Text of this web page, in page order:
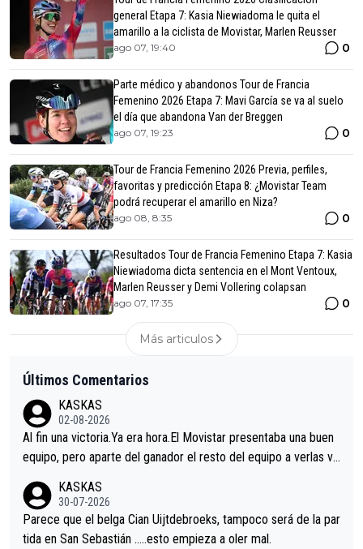
general Etapa 7: Kasia Niewiadoma le quita el
amarillo a la ciclista de Movistar, Marlen Reusser
ago 07, 19:40 0
Parte médico y abandonos Tour de Francia
Femenino 2026 Etapa 7: Mavi García se va al suelo
el día que abandona Van der Breggen
ago 07, 19:23 0
Tour de Francia Femenino 2026 Previa, perfiles,
favoritas y predicción Etapa 8: ¿Movistar Team
podrá recuperar el amarillo en Niza?
ago 08, 8:35 0
Resultados Tour de Francia Femenino Etapa 7: Kasia
Niewiadoma dicta sentencia en el Mont Ventoux,
Marlen Reusser y Demi Vollering colapsan
ago 07, 17:35 0
Más articulos
Últimos Comentarios
KASKAS
02-08-2026
Al fin una victoria.Ya era hora.El Movistar presentaba una buen
equipo, pero aparte del ganador el resto del equipo a verlas ve
s.La única buena noticia es la mejoría de Enric Más en San Seb
astian.Si en la Vuelta a Burgos sigue la mejoría, podríamos ten
er alguna sorpresa en la Vuelta.Ojalá.
KASKAS
30-07-2026
Parece que el belga Cian Uijtdebroeks, tampoco será de la par
tida en San Sebastián …..esto empieza a oler mal.